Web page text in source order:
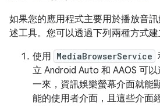
如果您的應用程式主要用於播放音
述工具。您可以透過下列兩種方式建
使用 MediaBrowserService
立 Android Auto 和 AAOS 可
一來，資訊娛樂螢幕介面就能
能的使用者介面，且這些介面